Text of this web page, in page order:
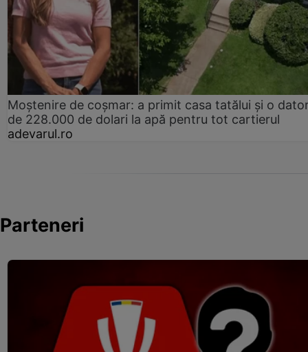
Moștenire de coșmar: a primit casa tatălui și o
de 228.000 de dolari la apă pentru tot cartierul
adevarul.ro
Parteneri